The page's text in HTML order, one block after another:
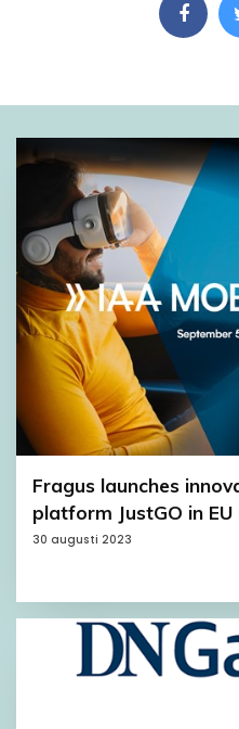
Fragus launches
platform JustGO in
30 augusti 2023